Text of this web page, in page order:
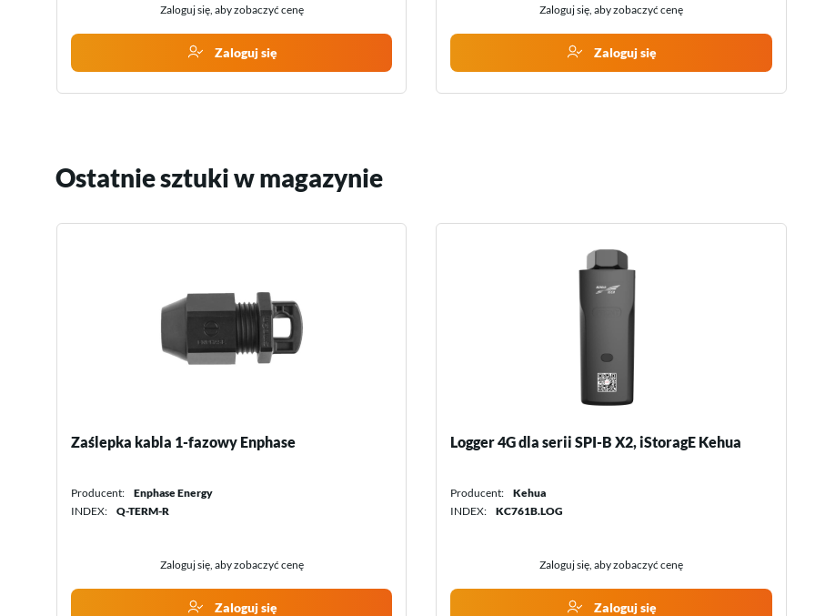
Zaloguj się, aby zobaczyć cenę
Zaloguj się
Zaloguj się, aby zobaczyć cenę
Zaloguj się
Ostatnie sztuki w magazynie
Logger 4G dla serii SPI-B X2, iStoragE Kehua
Producent:
Kehua
INDEX:
KC761B.LOG
Zaloguj się, aby zobaczyć cenę
Zaloguj się
Hub komunikacyjny LV-HUB do zestawu 48 V
Producent:
Pylon Technologies
INDEX:
LVHUBNNA01V00101
Zaloguj się, aby zobaczyć cenę
Zaloguj się